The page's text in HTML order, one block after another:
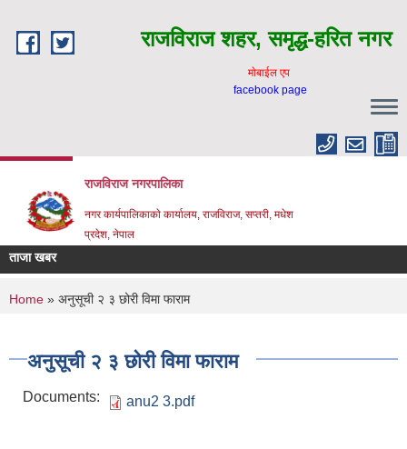
राजविराज शहर, समृद्ध-हरित नगर
माेबाईल एप
facebook page
राजविराज नगरपालिका
नगर कार्यपालिकाकाे कार्यालय, राजविराज, सप्तरी, मधेश
प्रदेश, नेपाल
ताजा खबर
You are here
Home » अनुसूची २ ३ छोरी विमा फाराम
अनुसूची २ ३ छोरी विमा फाराम
Documents: anu2 3.pdf